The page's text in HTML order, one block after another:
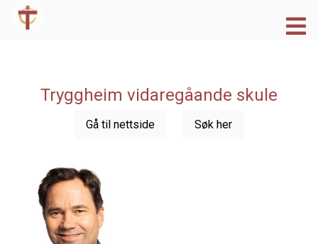
Tryggheim vidaregåande skule
Gå til nettside Søk her